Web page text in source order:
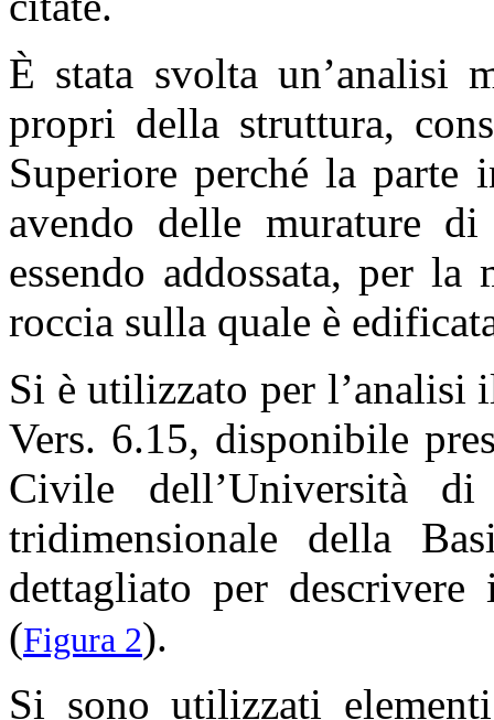
È stata svolta un’analisi
propri della struttura,
Superiore perché la parte
avendo delle murature
essendo addossata, per
roccia sulla quale è
Si è utilizzato per l’analisi
Vers. 6.15, disponibile
Civile dell’Università
tridimensionale della
dettagliato per
(Figura 2).
Si sono utilizzati